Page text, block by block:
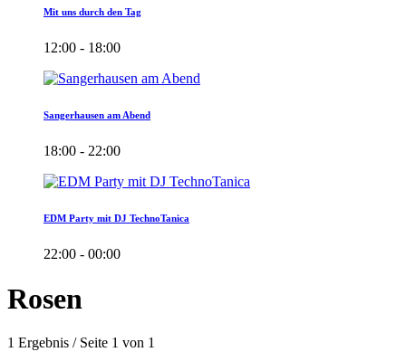
Mit uns durch den Tag
12:00 - 18:00
Sangerhausen am Abend
18:00 - 22:00
EDM Party mit DJ TechnoTanica
22:00 - 00:00
Rosen
1 Ergebnis / Seite 1 von 1